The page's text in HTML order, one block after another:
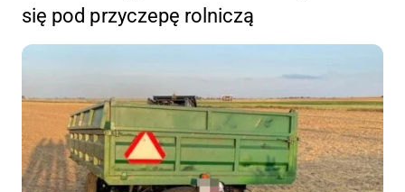
się pod przyczepę rolniczą